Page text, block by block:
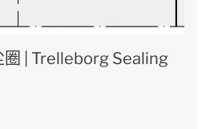
圈 | Trelleborg Sealing